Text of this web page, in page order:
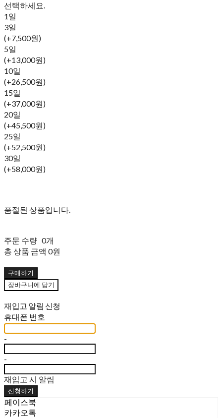
선택하세요.
1일
3일
(+7,500원)
5일
(+13,000원)
10일
(+26,500원)
15일
(+37,000원)
20일
(+45,500원)
25일
(+52,500원)
30일
(+58,000원)
품절된 상품입니다.
주문 수량 0개
총 상품 금액 0원
구매하기
장바구니에 담기
재입고 알림 신청
휴대폰 번호
-
-
재입고 시 알림
신청하기
페이스북
카카오톡